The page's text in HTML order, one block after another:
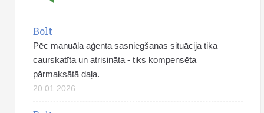
Bolt
Pēc manuāla aģenta sasniegšanas situācija tika
caurskatīta un atrisināta - tiks kompensēta
pārmaksātā daļa.
20.01.2026